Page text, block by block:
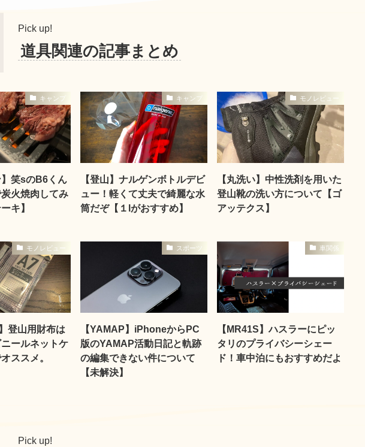
Pick up!
道具関連の記事まとめ
キャンプ
】笑sのB6くん
火焼肉してみ
キ】
キャンプ
【登山】ナルゲンボトルデビ
ュー！軽くて丈夫で綺麗な水
筒だぞ【１lがおすすめ】
モノレビュー
【丸洗い】中性洗剤を用いた
登山靴の洗い方について【ゴ
アッテクス】
モノレビュー
登山用財布は
ールネットケ
ススメ。
スポーツ
【YAMAP】iPhoneからPC
版のYAMAP活動日記と軌跡
の編集できない件について
【未解決】
車関係
【MR41S】ハスラーにピッ
タリのプライバシーシェー
ド！車中泊にもおすすめだよ
Pick up!